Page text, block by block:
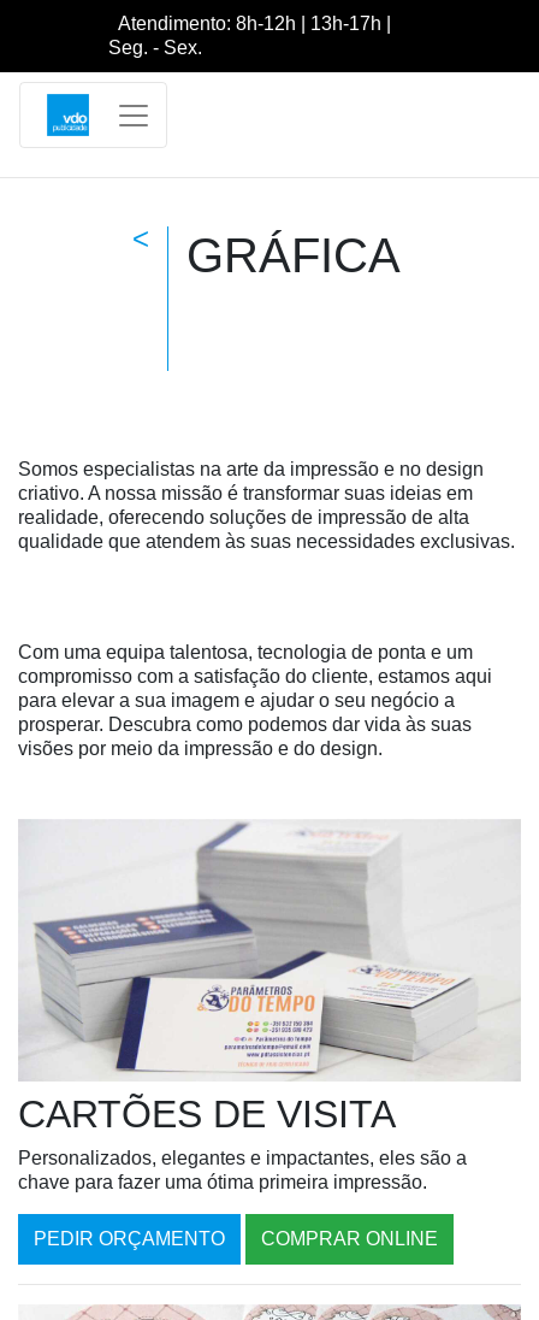
Atendimento: 8h-12h | 13h-17h |
Seg. - Sex.
< GRÁFICA
Somos especialistas na arte da impressão e no design
criativo. A nossa missão é transformar suas ideias em
realidade, oferecendo soluções de impressão de alta
qualidade que atendem às suas necessidades exclusivas.
Com uma equipa talentosa, tecnologia de ponta e um
compromisso com a satisfação do cliente, estamos aqui
para elevar a sua imagem e ajudar o seu negócio a
prosperar. Descubra como podemos dar vida às suas
visões por meio da impressão e do design.
CARTÕES DE VISITA
Personalizados, elegantes e impactantes, eles são a
chave para fazer uma ótima primeira impressão.
PEDIR ORÇAMENTO COMPRAR ONLINE